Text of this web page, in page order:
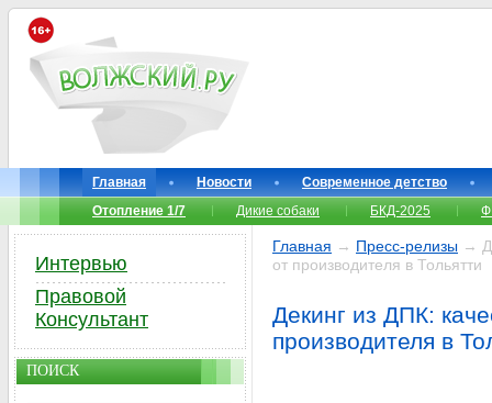
Главная Новости
Современное детство
Отопление 1/7
Дикие собаки БКД-2025
Главная → Пресс-релизы →
от производителя в Тольятти
Декинг из ДПК:
производителя в
Интервью
Правовой
Консультант
ПОИСК